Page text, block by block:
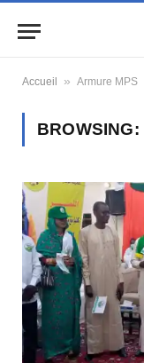
Accueil » Armure MPS
BROWSING: